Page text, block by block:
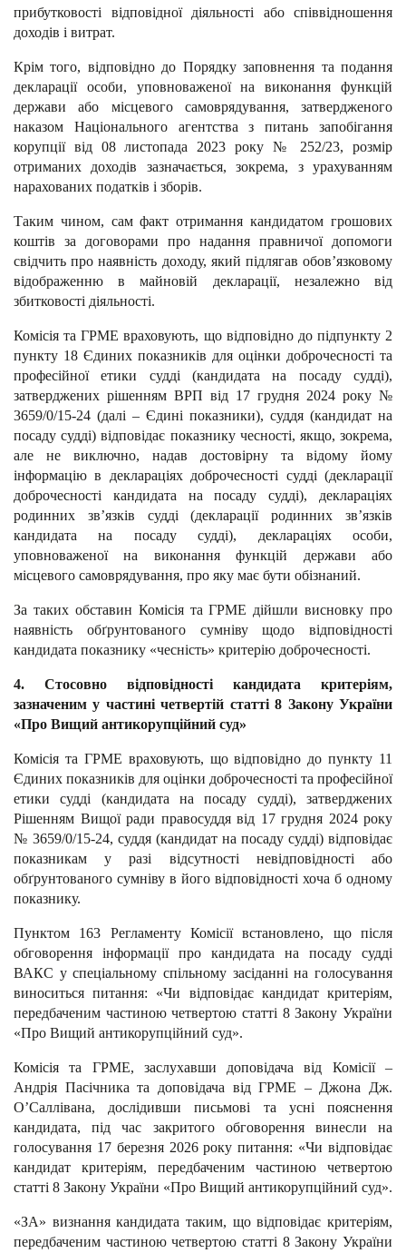
прибутковості відповідної діяльності або співвідношення
доходів і витрат.
Крім того, відповідно до Порядку заповнення та подання
декларації особи, уповноваженої на виконання функцій
держави або місцевого самоврядування, затвердженого
наказом Національного агентства з питань запобігання
корупції від 08 листопада 2023 року № 252/23, розмір
отриманих доходів зазначається, зокрема, з урахуванням
нарахованих податків і зборів.
Таким чином, сам факт отримання кандидатом грошових
коштів за договорами про надання правничої допомоги
свідчить про наявність доходу, який підлягав обов’язковому
відображенню в майновій декларації, незалежно від
збитковості діяльності.
Комісія та ГРМЕ враховують, що відповідно до підпункту 2
пункту 18 Єдиних показників для оцінки доброчесності та
професійної етики судді (кандидата на посаду судді),
затверджених рішенням ВРП від 17 грудня 2024 року №
3659/0/15-24 (далі – Єдині показники), суддя (кандидат на
посаду судді) відповідає показнику чесності, якщо, зокрема,
але не виключно, надав достовірну та відому йому
інформацію в деклараціях доброчесності судді (декларації
доброчесності кандидата на посаду судді), деклараціях
родинних зв’язків судді (декларації родинних зв’язків
кандидата на посаду судді), деклараціях особи,
уповноваженої на виконання функцій держави або
місцевого самоврядування, про яку має бути обізнаний.
За таких обставин Комісія та ГРМЕ дійшли висновку про
наявність обґрунтованого сумніву щодо відповідності
кандидата показнику «чесність» критерію доброчесності.
4. Стосовно відповідності кандидата критеріям,
зазначеним у частині четвертій статті 8 Закону України
«Про Вищий антикорупційний суд»
Комісія та ГРМЕ враховують, що відповідно до пункту 11
Єдиних показників для оцінки доброчесності та професійної
етики судді (кандидата на посаду судді), затверджених
Рішенням Вищої ради правосуддя від 17 грудня 2024 року
№ 3659/0/15-24, суддя (кандидат на посаду судді) відповідає
показникам у разі відсутності невідповідності або
обґрунтованого сумніву в його відповідності хоча б одному
показнику.
Пунктом 163 Регламенту Комісії встановлено, що після
обговорення інформації про кандидата на посаду судді
ВАКС у спеціальному спільному засіданні на голосування
виноситься питання: «Чи відповідає кандидат критеріям,
передбаченим частиною четвертою статті 8 Закону України
«Про Вищий антикорупційний суд».
Комісія та ГРМЕ, заслухавши доповідача від Комісії –
Андрія Пасічника та доповідача від ГРМЕ – Джона Дж.
О’Саллівана, дослідивши письмові та усні пояснення
кандидата, під час закритого обговорення винесли на
голосування 17 березня 2026 року питання: «Чи відповідає
кандидат критеріям, передбаченим частиною четвертою
статті 8 Закону України «Про Вищий антикорупційний суд».
«ЗА» визнання кандидата таким, що відповідає критеріям,
передбаченим частиною четвертою статті 8 Закону України